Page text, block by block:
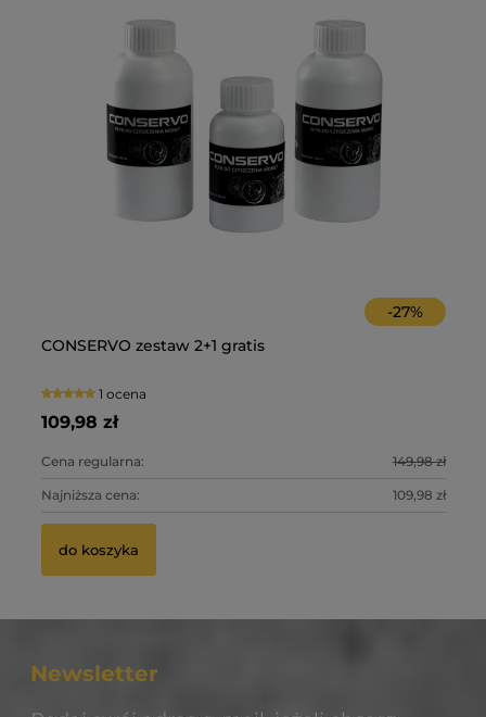
-27%
CONSERVO zestaw 2+1 gratis
1 ocena
109,98 zł
Cena regularna: 149,98 zł
Najniższa cena: 109,98 zł
do koszyka
Newsletter